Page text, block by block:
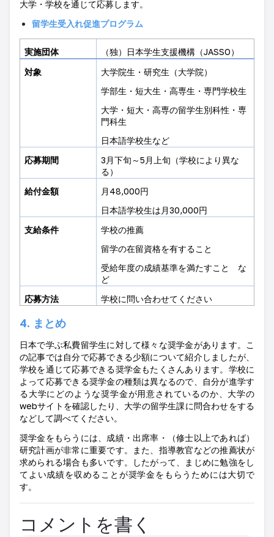
大学・学校を通じて応募します。
留学生受入れ促進プログラム
実施団体 （独）日本学生支援機構（JASSO）
対象
大学院生・研究生 （大学院）
学部生・短大生・高専生・専門学校生
大学・短大・高専の留学生別科性・専
門科生
日本語学校生など
応募期間
3 月下旬～5 月上旬 （学校により異な
る）
給付金額
月 48,000円
日本語学校生は月30,000円
支給条件
学校の推薦
留学の在留資格を有すること
受給年度の成績基準を満たすこと
な
ど
応募方法
学校に問い合わせてください
4. まとめ
日本で学ぶ私費留学生に対して様々な奨学金があります。こ
の記事では自分で応募できる少額について紹介しましたが、
学校を通じて応募できる奨学金もたくさんあります。学校に
よって応募できる奨学金の種類は異なるので、自分が進学す
る大学にどのような奨学金が用意されているのか、大学の
webサイトを確認したり、大学の留学生課に問合わせをする
などして調べてください。
奨学金をもらうには、成績・出席率・（修士以上であれば）
研究計画が非常に重要です。また、指導教官などの推薦状が
求められる場合も多いです。したがって、まじめに勉強をし
てよい成績を収めることが奨学金をもらうためには大切で
す。
コメントを書く